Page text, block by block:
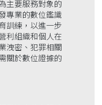
主要服務對象的
專業的數位鑑識
訓練，以進一步
利組織和個人在
洩密、犯罪相關
關於數位證據的